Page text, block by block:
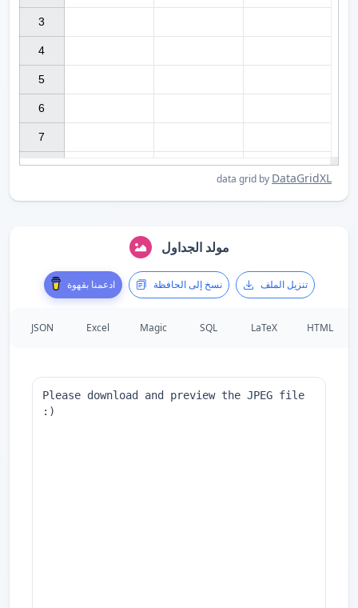
3
4
5
6
7
data grid by DataGridXL
مولد الجداول
ادعمنا بقهوة نسخ إلى الحافظة تنزيل الملف
JSON Excel Magic SQL LaTeX HTML